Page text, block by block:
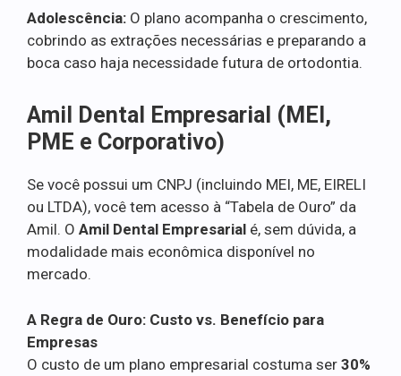
Adolescência: O plano acompanha o crescimento,
cobrindo as extrações necessárias e preparando a
boca caso haja necessidade futura de ortodontia.
Amil Dental Empresarial (MEI,
PME e Corporativo)
Se você possui um CNPJ (incluindo MEI, ME, EIRELI
ou LTDA), você tem acesso à “Tabela de Ouro” da
Amil. O Amil Dental Empresarial é, sem dúvida, a
modalidade mais econômica disponível no
mercado.
A Regra de Ouro: Custo vs. Benefício para
Empresas
O custo de um plano empresarial costuma ser 30%